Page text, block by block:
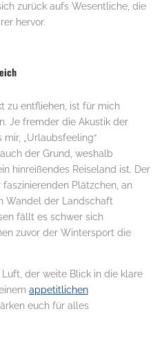
zurück aufs Wesentliche, die
hervor.
zu entfliehen, ist für mich
Je fremder die Akustik der
„Urlaubsfeeling“
der Grund, weshalb
hinreißendes Reiseland ist. Der
Plätzchen, an
Wandel der Landschaft
fällt es schwer sich
zuvor der Wintersport die
der weite Blick in die klare
appetitlichen
euch für alles